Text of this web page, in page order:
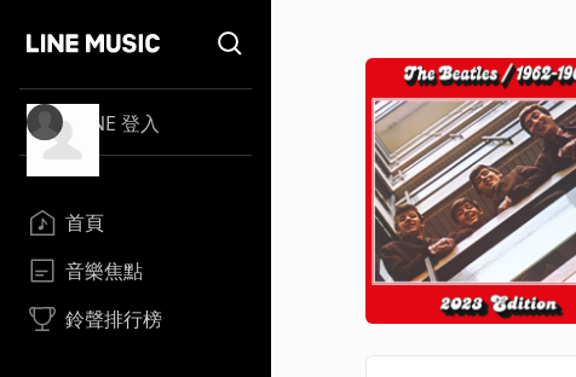
LINE 登入
首頁
音樂焦點
鈴聲排行榜